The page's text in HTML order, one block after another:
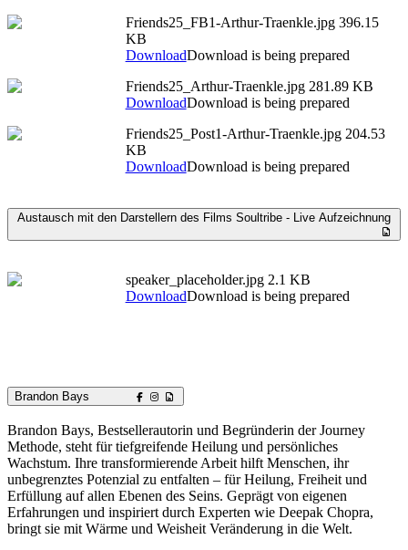
Friends25_FB1-Arthur-Traenkle.jpg 396.15
KB
DownloadDownload is being prepared
Friends25_Arthur-Traenkle.jpg 281.89 KB
DownloadDownload is being prepared
Friends25_Post1-Arthur-Traenkle.jpg 204.53
KB
DownloadDownload is being prepared
Austausch mit den Darstellern des Films Soultribe - Live Aufzeichnung
speaker_placeholder.jpg 2.1 KB
DownloadDownload is being prepared
Brandon Bays
Brandon Bays, Bestsellerautorin und Begründerin der Journey
Methode, steht für tiefgreifende Heilung und persönliches
Wachstum. Ihre transformierende Arbeit hilft Menschen, ihr
unbegrenztes Potenzial zu entfalten – für Heilung, Freiheit und
Erfüllung auf allen Ebenen des Seins. Geprägt von eigenen
Erfahrungen und inspiriert durch Experten wie Deepak Chopra,
bringt sie mit Wärme und Weisheit Veränderung in die Welt.